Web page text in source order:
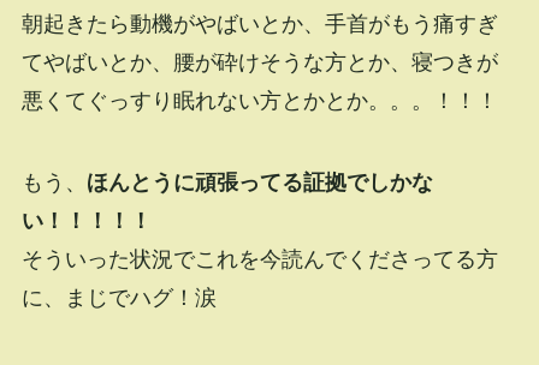
朝起きたら動機がやばいとか、手首がもう痛すぎ
てやばいとか、腰が砕けそうな方とか、寝つきが
悪くてぐっすり眠れない方とかとか。。。！！！
もう、 ほんとうに頑張ってる証拠でしかな
い！！！！！
そういった状況でこれを今読んでくださってる方
に、まじでハグ！涙